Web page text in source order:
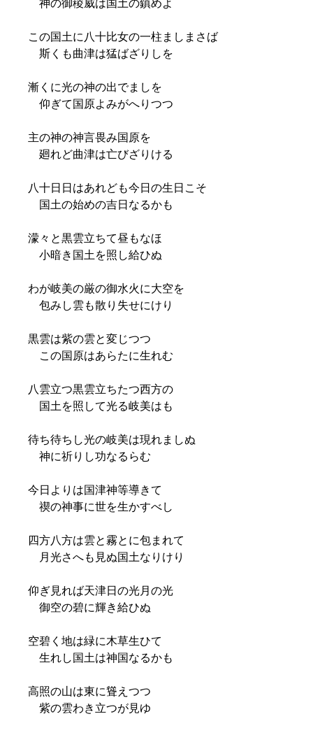
神の御稜威は国土の鎮めよ
この国土に八十比女の一柱ましまさば
斯くも曲津は猛ばざりしを
漸くに光の神の出でましを
仰ぎて国原よみがへりつつ
主の神の神言畏み国原を
廻れど曲津は亡びざりける
八十日日はあれども今日の生日こそ
国土の始めの吉日なるかも
濛々と黒雲立ちて昼もなほ
小暗き国土を照し給ひぬ
わが岐美の厳の御水火に大空を
包みし雲も散り失せにけり
黒雲は紫の雲と変じつつ
この国原はあらたに生れむ
八雲立つ黒雲立ちたつ西方の
国土を照して光る岐美はも
待ち待ちし光の岐美は現れましぬ
神に祈りし功なるらむ
今日よりは国津神等導きて
禊の神事に世を生かすべし
四方八方は雲と霧とに包まれて
月光さへも見ぬ国土なりけり
仰ぎ見れば天津日の光月の光
御空の碧に輝き給ひぬ
空碧く地は緑に木草生ひて
生れし国土は神国なるかも
高照の山は東に聳えつつ
紫の雲わき立つが見ゆ